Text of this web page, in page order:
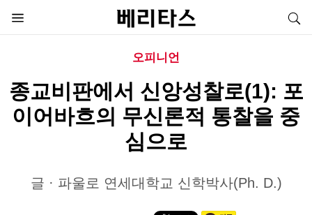
오피니언
종교비판에서 신앙성찰로(1): 포
이어바흐의 무신론적 통찰을 중
심으로
글 · 파울로 연세대학교 신학박사(Ph. D.)